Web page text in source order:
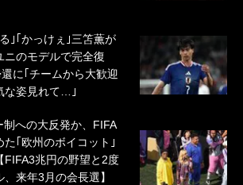
｣｢かっけぇ｣三笘薫が
ニのモデルで完全復
還に｢チームから大歓迎
な姿見れて…｣
制への大反発か、FIFA
｢欧州のボイコット｣
FIFA3兆円の野望と2度
来年3月の会長選】